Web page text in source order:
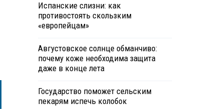
Испанские слизни: как
противостоять скользким
«европейцам»
Августовское солнце обманчиво:
почему коже необходима защита
даже в конце лета
Государство поможет сельским
пекарям испечь колобок